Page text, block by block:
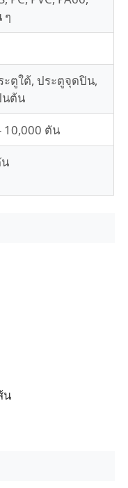
ๆ
ะตูใต้, ประตูจุดปิน,
นต้น
10,000 ตัน
น